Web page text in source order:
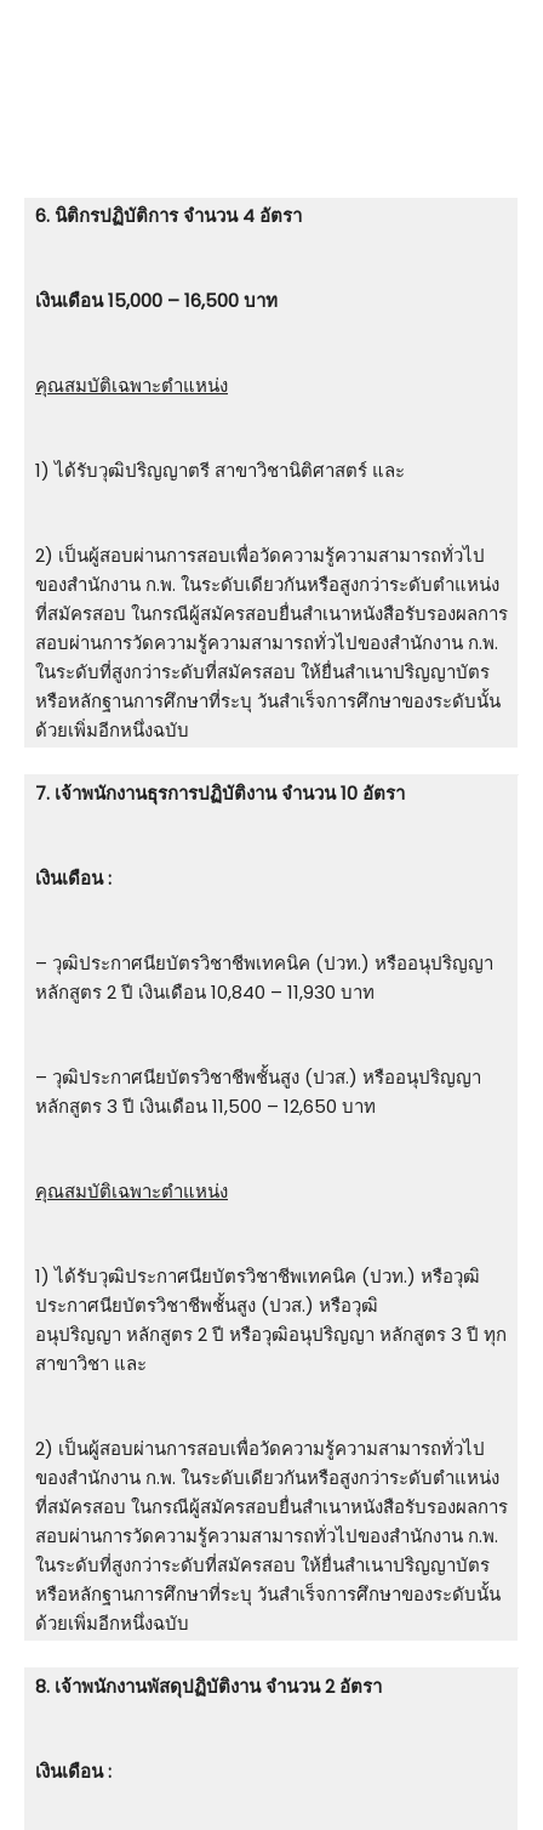
6. นิติกรปฏิบัติการ จำนวน 4 อัตรา
เงินเดือน 15,000 – 16,500 บาท
คุณสมบัติเฉพาะตำแหน่ง
1) ได้รับวุฒิปริญญาตรี สาขาวิชานิติศาสตร์ และ
2) เป็นผู้สอบผ่านการสอบเพื่อวัดความรู้ความสามารถทั่วไป
ของสำนักงาน ก.พ. ในระดับเดียวกันหรือสูงกว่าระดับตำแหน่ง
ที่สมัครสอบ ในกรณีผู้สมัครสอบยื่นสำเนาหนังสือรับรองผลการ
สอบผ่านการวัดความรู้ความสามารถทั่วไปของสำนักงาน ก.พ.
ในระดับที่สูงกว่าระดับที่สมัครสอบ ให้ยื่นสำเนาปริญญาบัตร
หรือหลักฐานการศึกษาที่ระบุ วันสำเร็จการศึกษาของระดับนั้น
ด้วยเพิ่มอีกหนึ่งฉบับ
7. เจ้าพนักงานธุรการปฏิบัติงาน จำนวน 10 อัตรา
เงินเดือน :
– วุฒิประกาศนียบัตรวิชาชีพเทคนิค (ปวท.) หรืออนุปริญญา
หลักสูตร 2 ปี เงินเดือน 10,840 – 11,930 บาท
– วุฒิประกาศนียบัตรวิชาชีพชั้นสูง (ปวส.) หรืออนุปริญญา
หลักสูตร 3 ปี เงินเดือน 11,500 – 12,650 บาท
คุณสมบัติเฉพาะตำแหน่ง
1) ได้รับวุฒิประกาศนียบัตรวิชาชีพเทคนิค (ปวท.) หรือวุฒิ
ประกาศนียบัตรวิชาชีพชั้นสูง (ปวส.) หรือวุฒิ
อนุปริญญา หลักสูตร 2 ปี หรือวุฒิอนุปริญญา หลักสูตร 3 ปี ทุก
สาขาวิชา และ
2) เป็นผู้สอบผ่านการสอบเพื่อวัดความรู้ความสามารถทั่วไป
ของสำนักงาน ก.พ. ในระดับเดียวกันหรือสูงกว่าระดับตำแหน่ง
ที่สมัครสอบ ในกรณีผู้สมัครสอบยื่นสำเนาหนังสือรับรองผลการ
สอบผ่านการวัดความรู้ความสามารถทั่วไปของสำนักงาน ก.พ.
ในระดับที่สูงกว่าระดับที่สมัครสอบ ให้ยื่นสำเนาปริญญาบัตร
หรือหลักฐานการศึกษาที่ระบุ วันสำเร็จการศึกษาของระดับนั้น
ด้วยเพิ่มอีกหนึ่งฉบับ
8. เจ้าพนักงานพัสดุปฏิบัติงาน จำนวน 2 อัตรา
เงินเดือน :